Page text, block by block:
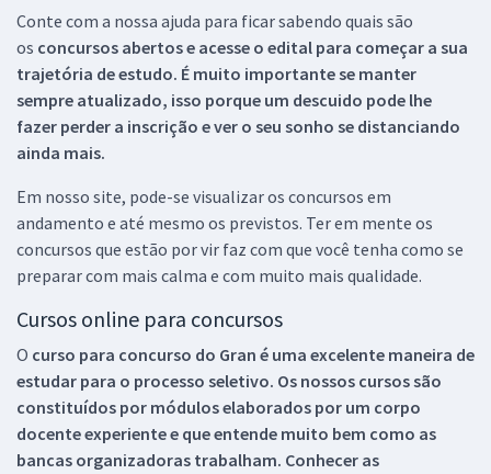
Conte com a nossa ajuda para ficar sabendo quais são
os concursos abertos e acesse o edital para começar a sua
trajetória de estudo. É muito importante se manter
sempre atualizado, isso porque um descuido pode lhe
fazer perder a inscrição e ver o seu sonho se distanciando
ainda mais.
Em nosso site, pode-se visualizar os concursos em
andamento e até mesmo os previstos. Ter em mente os
concursos que estão por vir faz com que você tenha como se
preparar com mais calma e com muito mais qualidade.
Cursos online para concursos
O curso para concurso do Gran é uma excelente maneira de
estudar para o processo seletivo. Os nossos cursos são
constituídos por módulos elaborados por um corpo
docente experiente e que entende muito bem como as
bancas organizadoras trabalham. Conhecer as